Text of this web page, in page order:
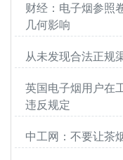
财经：电子烟参照
几何影响
从未发现合法正规
英国电子烟用户在
违反规定
中工网：不要让茶